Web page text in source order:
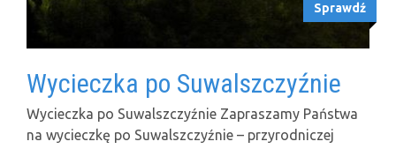
Sprawdź
Wycieczka po Suwalszczyźnie
Wycieczka po Suwalszczyźnie Zapraszamy Państwa
na wycieczkę po Suwalszczyźnie – przyrodniczej